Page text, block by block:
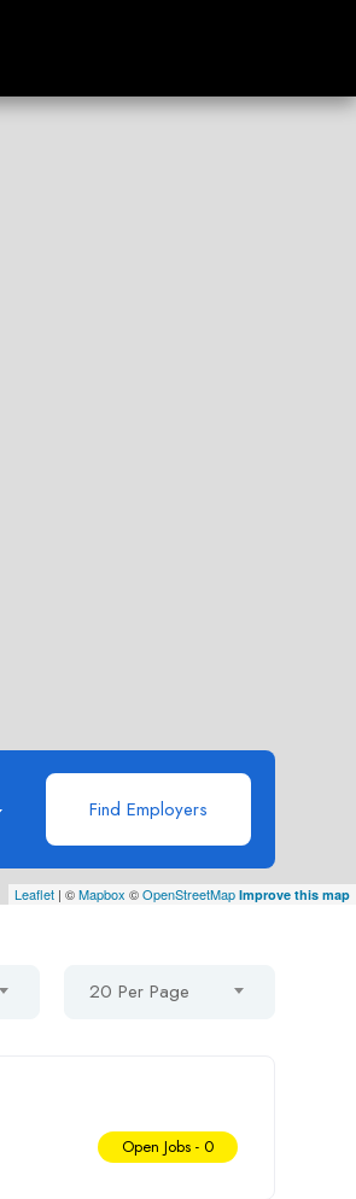
Leaflet | ©Mapbox ©OpenStreetMap Improve this map
Find Employers
20 Per Page
Open Jobs - 0